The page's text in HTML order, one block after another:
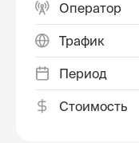
Оператор
Трафик
Период
Стоимость